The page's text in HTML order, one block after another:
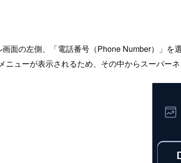
面の左側、「電話番号（Phone Number）」
ニューが表示されるため、その中からスーパー